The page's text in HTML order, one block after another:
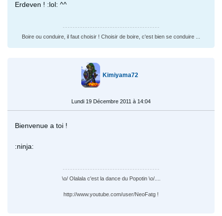
Erdeven ! :lol: ^^
Boire ou conduire, il faut choisir ! Choisir de boire, c'est bien se conduire ...
Kimiyama72
Lundi 19 Décembre 2011 à 14:04
Bienvenue a toi !
:ninja:
\o/ Olalala c'est la dance du Popotin \o/....
http://www.youtube.com/user/NeoFatg !